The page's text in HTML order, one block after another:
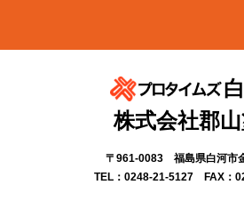
株式会社郡
〒961-0083 福島県白河市
TEL：0248-21-5127 FAX：